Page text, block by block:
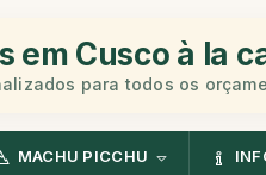
em Cusco à la
para todos os
MACHU PICCHU